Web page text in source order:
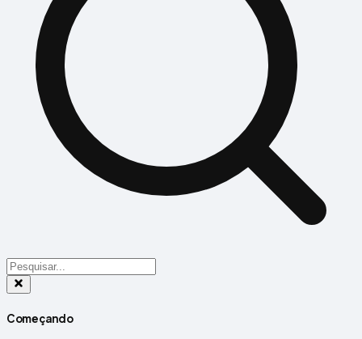
Começando